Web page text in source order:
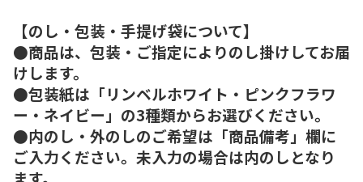
【のし・包装・手提げ袋について】
●商品は、包装・ご指定によりのし掛けしてお届
けします。
●包装紙は「リンベルホワイト・ピンクフラワ
ー・ネイビー」の3種類からお選びください。
●内のし・外のしのご希望は「商品備考」欄に
ご入力ください。未入力の場合は内のしとなり
ます。